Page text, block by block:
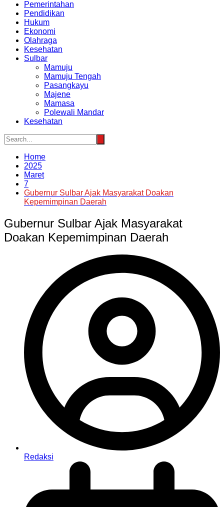
Pemerintahan
Pendidikan
Hukum
Ekonomi
Olahraga
Kesehatan
Sulbar
Mamuju
Mamuju Tengah
Pasangkayu
Majene
Mamasa
Polewali Mandar
Kesehatan
Home
2025
Maret
7
Gubernur Sulbar Ajak Masyarakat Doakan
Kepemimpinan Daerah
Gubernur Sulbar Ajak Masyarakat
Doakan Kepemimpinan Daerah
Redaksi